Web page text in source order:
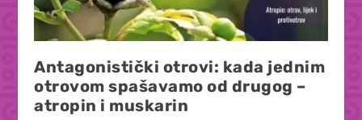
Antagonistički otrovi: kada jednim
otrovom spašavamo od drugog –
atropin i muskarin